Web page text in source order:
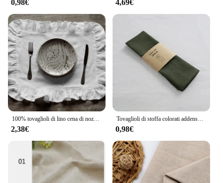
0,98€ 4,69€
100% tovaglioli di lino cena di nozze tovagliette con balza in tinta unita bordo con volant tovagliolo da tavola classico personalizzato per la casa
2,38€
Tovaglioli di stoffa colorati addensati in lino di cotone, tovaglietta in tessuto riutilizzabile, per la decorazione della tavola da portata del ristorante dell'hotel da cucina
0,98€